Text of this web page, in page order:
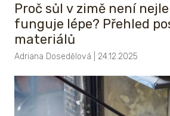
Proč sůl v zimě není
funguje lépe? Přehled
materiálů
Adriana Dosedělová | 24.12.2025